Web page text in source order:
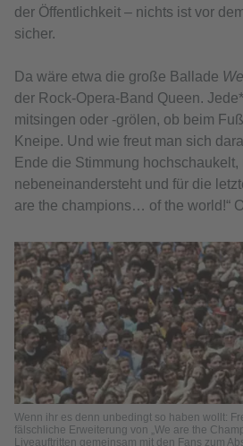
der Öffentlichkeit – nichts ist vor
sicher.
Da wäre etwa die große Ballade
der Rock-Opera-Band Queen.
mitsingen oder -grölen, ob beim
Kneipe. Und wie freut man sich
Ende die Stimmung hochschaukelt,
nebeneinandersteht und für die
are the champions… of the world!“
Wenn ihr es denn unbedingt so haben wollt:
fälschliche Erweiterung von „We are the
Liveauftritten gemeinsam mit den Fans zum